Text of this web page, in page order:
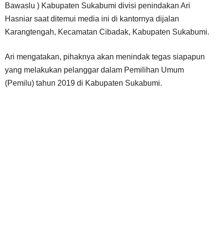
Bawaslu ) Kabupaten Sukabumi divisi penindakan Ari
Hasniar saat ditemui media ini di kantornya dijalan
Karangtengah, Kecamatan Cibadak, Kabupaten Sukabumi.
Ari mengatakan, pihaknya akan menindak tegas siapapun
yang melakukan pelanggar dalam Pemilihan Umum
(Pemilu) tahun 2019 di Kabupaten Sukabumi.